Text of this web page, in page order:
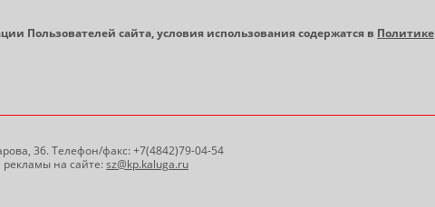
Пользователей сайта, условия использования содержатся в Политике
36. Телефон/факс: +7(4842)79-04-54
рекламы на сайте:sz@kp.kaluga.ru